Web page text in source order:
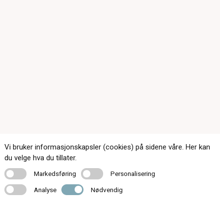
Kontakt oss
Vi bruker informasjonskapsler (cookies) på sidene våre. Her kan
du velge hva du tillater.
MarkedsføringMarkedsføring PersonaliseringPersonalisering
Analyse Analyse Nødvendig Nødvendig